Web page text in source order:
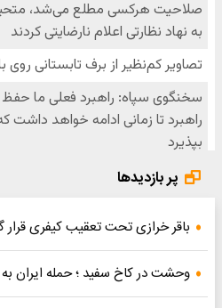
پر بازدیدها
باقر خرازی تحت تعقیب کیفری قرار
وحشت در کاخ سفید ؛ حمله ایران